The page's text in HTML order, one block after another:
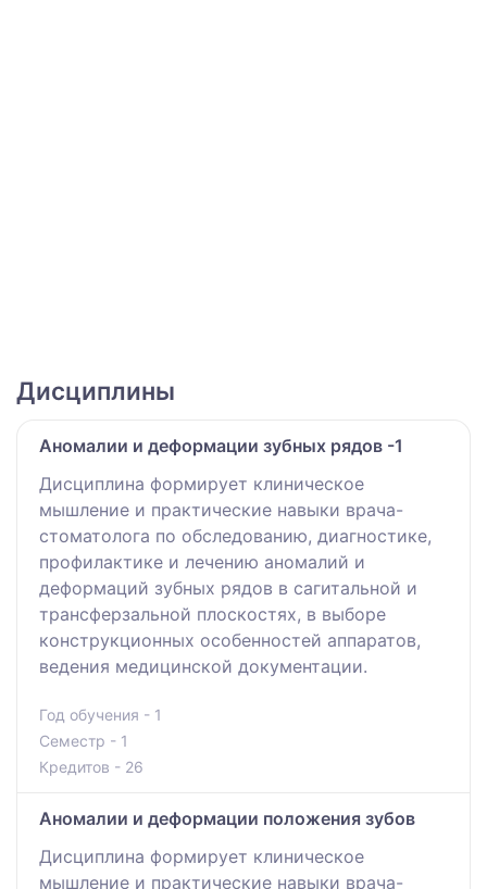
Дисциплины
Аномалии и деформации зубных рядов -1
Дисциплина формирует клиническое
мышление и практические навыки врача-
стоматолога по обследованию, диагностике,
профилактике и лечению аномалий и
деформаций зубных рядов в сагитальной и
трансферзальной плоскостях, в выборе
конструкционных особенностей аппаратов,
ведения медицинской документации.
Год обучения - 1
Семестр - 1
Кредитов - 26
Аномалии и деформации положения зубов
Дисциплина формирует клиническое
мышление и практические навыки врача-